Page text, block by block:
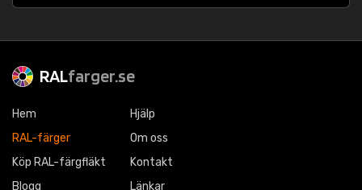
RALfarger.se
Hem
RAL-färger
Köp RAL-färgfläkt
Blogg
Hjälp
Om oss
Kontakt
Länkar